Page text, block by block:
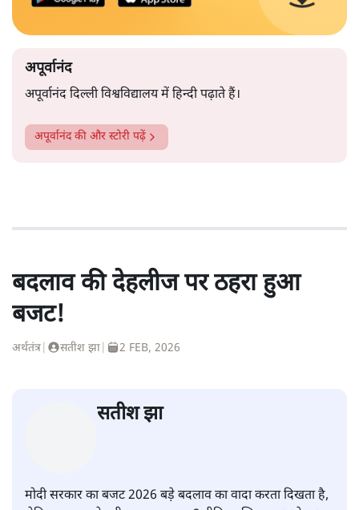
अपूर्वानंद
अपूर्वानंद दिल्ली विश्वविद्यालय में हिन्दी पढ़ाते हैं।
अपूर्वानंदकी और स्टोरी पढ़ें
बदलाव की देहलीज पर ठहरा हुआ
बजट!
अर्थतंत्र सतीश झा 2 FEB, 2026